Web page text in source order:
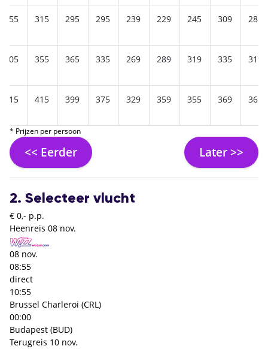
355 315 295 295 239 229 245 309 285
405 355 365 335 269 289 319 335 319
415 415 399 375 329 359 355 369 365
* Prijzen per persoon
<< Eerder Later >>
2. Selecteer vlucht
€ 0,- p.p.
Heenreis 08 nov.
08 nov.
08:55
direct
10:55
Brussel Charleroi (CRL)
00:00
Budapest (BUD)
Terugreis 10 nov.